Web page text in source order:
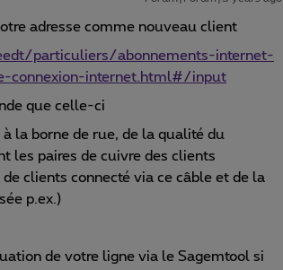
adresse comme nouveau client
particuliers/abonnements-internet-
connexion-internet.html#/input
que celle-ci
la borne de rue, de la qualité du
les paires de cuivre des clients
clients connecté via ce câble et de la
p.ex.)
de votre ligne via le Sagemtool si